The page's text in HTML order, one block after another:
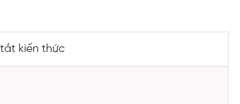
tắt kiến thức